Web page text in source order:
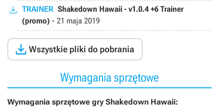
TRAINER Shakedown Hawaii - v1.0.4 +6 Trainer
(promo) - 21 maja 2019
 Wszystkie pliki do pobrania
Wymagania sprzętowe
Wymagania sprzętowe gry Shakedown Hawaii: